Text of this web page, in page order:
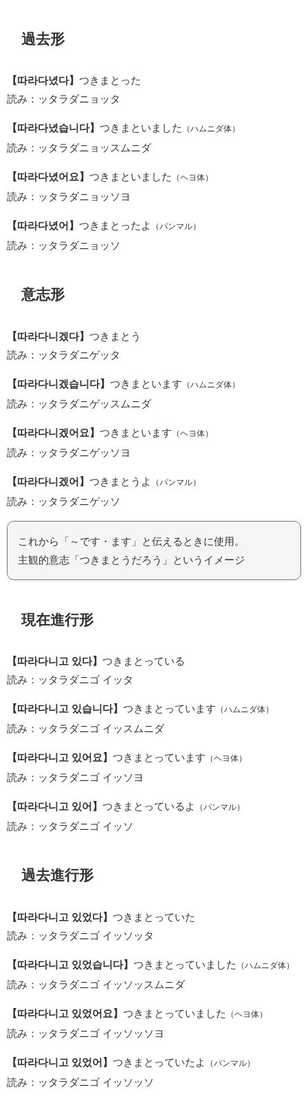
過去形
【따라다녔다】 つきまとった
読み：ッタラダニョッタ
【따라다녔습니다】 つきまといました （ハムニダ体）
読み：ッタラダニョッスムニダ
【따라다녔어요】 つきまといました （ヘヨ体）
読み：ッタラダニョッソヨ
【따라다녔어】 つきまとったよ （パンマル）
読み：ッタラダニョッソ
意志形
【따라다니겠다】 つきまとう
読み：ッタラダニゲッタ
【따라다니겠습니다】 つきまといます （ハムニダ体）
読み：ッタラダニゲッスムニダ
【따라다니겠어요】 つきまといます （ヘヨ体）
読み：ッタラダニゲッソヨ
【따라다니겠어】 つきまとうよ （パンマル）
読み：ッタラダニゲッソ
これから「～です・ます」と伝えるときに使用。
主観的意志「つきまとうだろう」というイメージ
現在進行形
【따라다니고 있다】 つきまとっている
読み：ッタラダニゴ イッタ
【따라다니고 있습니다】 つきまとっています （ハムニダ体）
読み：ッタラダニゴ イッスムニダ
【따라다니고 있어요】 つきまとっています （ヘヨ体）
読み：ッタラダニゴ イッソヨ
【따라다니고 있어】 つきまとっているよ （パンマル）
読み：ッタラダニゴ イッソ
過去進行形
【따라다니고 있었다】 つきまとっていた
読み：ッタラダニゴ イッソッタ
【따라다니고 있었습니다】 つきまとっていました （ハムニダ体）
読み：ッタラダニゴ イッソッスムニダ
【따라다니고 있었어요】 つきまとっていました （ヘヨ体）
読み：ッタラダニゴ イッソッソヨ
【따라다니고 있었어】 つきまとっていたよ （パンマル）
読み：ッタラダニゴ イッソッソ